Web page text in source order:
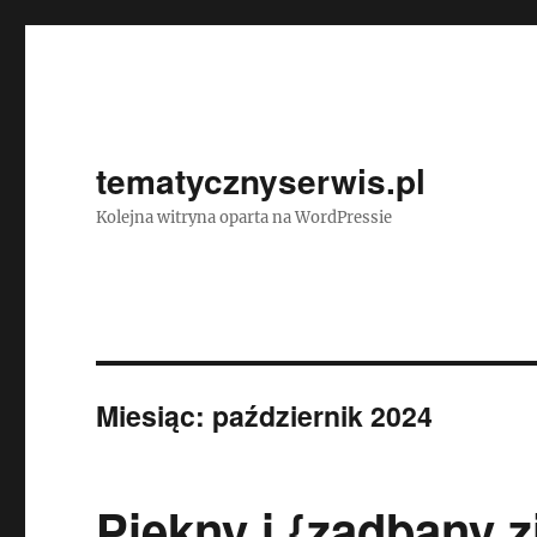
tematycznyserwis.pl
Kolejna witryna oparta na WordPressie
Miesiąc: październik 2024